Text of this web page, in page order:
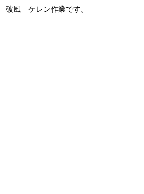
破風 ケレン作業です。